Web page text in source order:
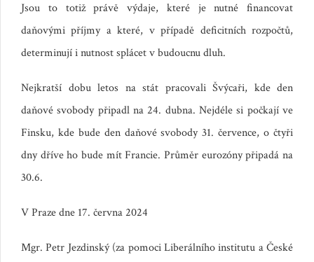
Jsou to totiž právě výdaje, které je nutné financovat
daňovými příjmy a které, v případě deficitních rozpočtů,
determinují i nutnost splácet v budoucnu dluh.
Nejkratší dobu letos na stát pracovali Švýcaři, kde den
daňové svobody připadl na 24. dubna. Nejdéle si počkají ve
Finsku, kde bude den daňové svobody 31. července, o čtyři
dny dříve ho bude mít Francie. Průměr eurozóny připadá na
30.6.
V Praze dne 17. června 2024
Mgr. Petr Jezdinský (za pomoci Liberálního institutu a České